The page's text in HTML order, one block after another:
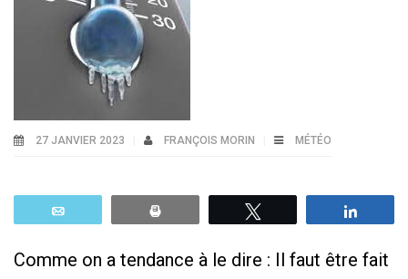
27 JANVIER 2023 FRANÇOIS MORIN MÉTÉO
Comme on a tendance à le dire : Il faut être fait